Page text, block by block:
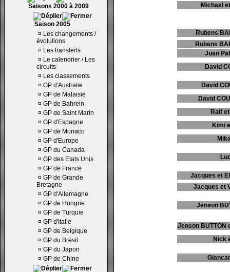
Saisons 2000 à 2009
Saison 2005
¤ Les changements /
évolutions
¤ Les transferts
¤ Le calendrier / Les
circuits
¤ Les classements
¤ GP d'Australie
¤ GP de Malaisie
¤ GP de Bahrein
¤ GP de Saint Marin
¤ GP d'Espagne
¤ GP de Monaco
¤ GP d'Europe
¤ GP du Canada
¤ GP des Etats Unis
¤ GP de France
¤ GP de Grande
Bretagne
¤ GP d'Allemagne
¤ GP de Hongrie
¤ GP de Turquie
¤ GP d'Italie
¤ GP de Belgique
¤ GP du Brésil
¤ GP du Japon
¤ GP de Chine
Michael
Rubens
Rubens
Juan
David
David
David
Ralf
Kimi
Jacques et
Jacques et
Jenson
Jenson BUTTON
Nick